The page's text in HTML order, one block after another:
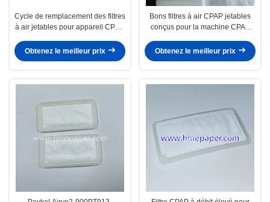
Cycle de remplacement des filtres
à air jetables pour appareil CPAP,
900PT913 PT101AZ, fournissant
Obtenez le meilleur prix
Bons filtres à air CPAP jetables
conçus pour la machine CPAP
PT101AZ assurant un air constant
Obtenez le meilleur prix